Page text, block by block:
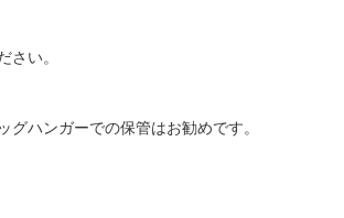
さい。
ィッグハンガーでの保管はお勧めです。